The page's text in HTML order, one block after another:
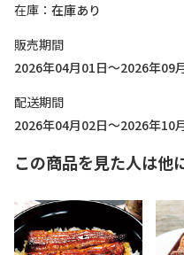
在庫
在庫あり
販売期間
2026年04月01日～2026年09
配送期間
2026年04月02日～2026年10
この商品を見た人は他